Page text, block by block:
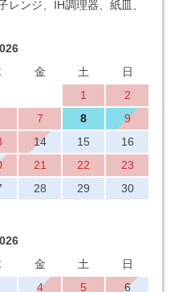
レンジ、IH調理器、紙皿、
金 土
日
1
2
7 8
9
14 15
16
21 22
23
28 29
30
金 土
日
4 5
6